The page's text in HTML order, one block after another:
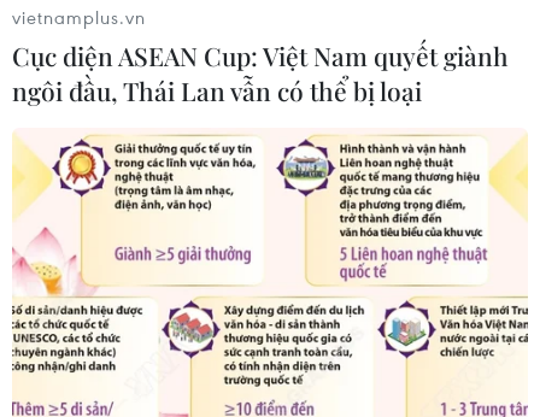
vietnamplus.vn
Cục diện ASEAN Cup: Việt Nam quyết giành
ngôi đầu, Thái Lan vẫn có thể bị loại